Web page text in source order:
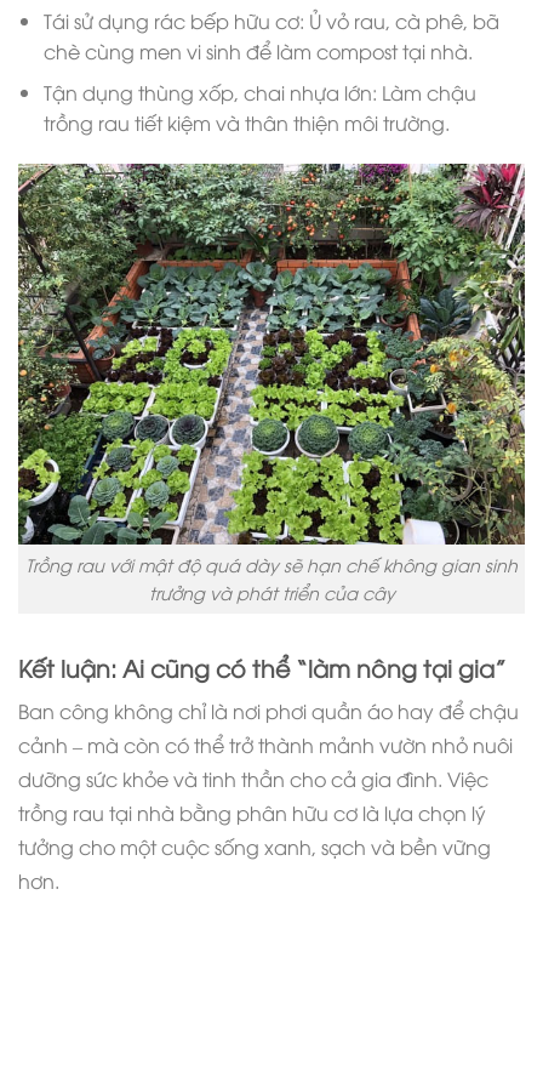
Tái sử dụng rác bếp hữu cơ: Ủ vỏ rau, cà phê, bã
chè cùng men vi sinh để làm compost tại nhà.
Tận dụng thùng xốp, chai nhựa lớn: Làm chậu
trồng rau tiết kiệm và thân thiện môi trường.
Trồng rau với mật độ quá dày sẽ hạn chế không gian sinh
trưởng và phát triển của cây
Kết luận: Ai cũng có thể “làm nông tại gia”
Ban công không chỉ là nơi phơi quần áo hay để chậu
cảnh – mà còn có thể trở thành mảnh vườn nhỏ nuôi
dưỡng sức khỏe và tinh thần cho cả gia đình. Việc
trồng rau tại nhà bằng phân hữu cơ là lựa chọn lý
tưởng cho một cuộc sống xanh, sạch và bền vững
hơn.